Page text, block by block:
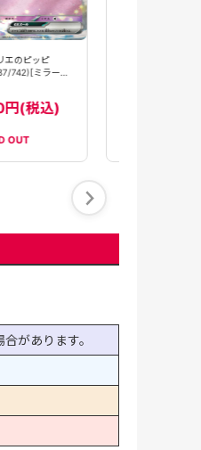
45800円(税
込)
SOLD OUT
があります。